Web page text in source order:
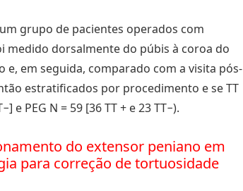
grupo de pacientes operados com
medido dorsalmente do púbis à coroa do
em seguida, comparado com a visita pós-
estratificados por procedimento e se TT
e PEG N = 59 [36 TT + e 23 TT−).
do extensor peniano em
para correção de tortuosidade